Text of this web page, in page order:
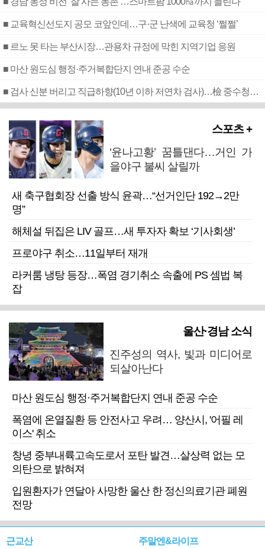
■ 교육혁신선도지 공모 코앞인데…구·군 난색에 교육청 ‘쩔쩔’
■ 르노 못 타는 부산시장…관용차 규정에 막힌 지역기업 응원
■ 마산 원도심 행정·주거복합단지 연내 준공 수순
■ 검사 신분 버리고 직급하향(10년 이하 저연차 검사)…檢 중수청행 기피
스포츠 +
‘윤나고황’ 꿈틀댄다…거인 가
을야구 불씨 살릴까
새 축구협회장 선출 방식 윤곽…“선거인단 192→2만
명”
해체설 뒤집은 LIV 골프…새 투자자 확보 ‘기사회생’
프로야구 취소…11일부터 재개
라커룸 냉탕 등장…폭염 경기취소 속출에 PS 셈법 복
잡
울산·경남 소식
진주성의 역사, 빛과 미디어로
되살아난다
마산 원도심 행정·주거복합단지 연내 준공 수순
폭염에 온열질환 등 안전사고 우려… 양산시, '어필 레
이스' 취소
창녕 중부내륙고속도로서 포탄 발견…살상력 없는 모
의탄으로 밝혀져
입원환자가 연달아 사망한 울산 한 정신의료기관 폐원
전망
근교산 주말엔&라이프